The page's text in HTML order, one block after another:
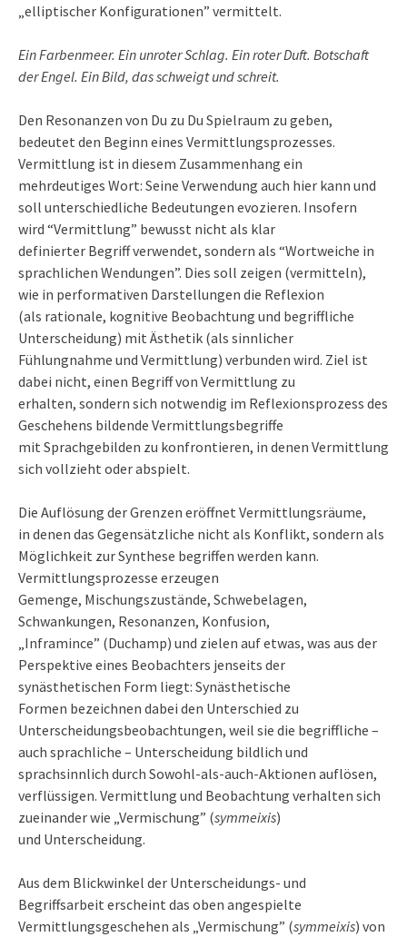
„elliptischer Konfigurationen” vermittelt.
Ein Farbenmeer. Ein unroter Schlag. Ein roter Duft. Botschaft
der Engel. Ein Bild, das schweigt und schreit.
Den Resonanzen von Du zu Du Spielraum zu geben,
bedeutet den Beginn eines Vermittlungsprozesses.
Vermittlung ist in diesem Zusammenhang ein
mehrdeutiges Wort: Seine Verwendung auch hier kann und
soll unterschiedliche Bedeutungen evozieren. Insofern
wird “Vermittlung” bewusst nicht als klar
definierter Begriff verwendet, sondern als “Wortweiche in
sprachlichen Wendungen”. Dies soll zeigen (vermitteln),
wie in performativen Darstellungen die Reflexion
(als rationale, kognitive Beobachtung und begriffliche
Unterscheidung) mit Ästhetik (als sinnlicher
Fühlungnahme und Vermittlung) verbunden wird. Ziel ist
dabei nicht, einen Begriff von Vermittlung zu
erhalten, sondern sich notwendig im Reflexionsprozess des
Geschehens bildende Vermittlungsbegriffe
mit Sprachgebilden zu konfrontieren, in denen Vermittlung
sich vollzieht oder abspielt.
Die Auflösung der Grenzen eröffnet Vermittlungsräume,
in denen das Gegensätzliche nicht als Konflikt, sondern als
Möglichkeit zur Synthese begriffen werden kann.
Vermittlungsprozesse erzeugen
Gemenge, Mischungszustände, Schwebelagen,
Schwankungen, Resonanzen, Konfusion,
„Inframince” (Duchamp) und zielen auf etwas, was aus der
Perspektive eines Beobachters jenseits der
synästhetischen Form liegt: Synästhetische
Formen bezeichnen dabei den Unterschied zu
Unterscheidungsbeobachtungen, weil sie die begriffliche –
auch sprachliche – Unterscheidung bildlich und
sprachsinnlich durch Sowohl-als-auch-Aktionen auflösen,
verflüssigen. Vermittlung und Beobachtung verhalten sich
zueinander wie „Vermischung” (symmeixis)
und Unterscheidung.
Aus dem Blickwinkel der Unterscheidungs- und
Begriffsarbeit erscheint das oben angespielte
Vermittlungsgeschehen als „Vermischung” (symmeixis) von